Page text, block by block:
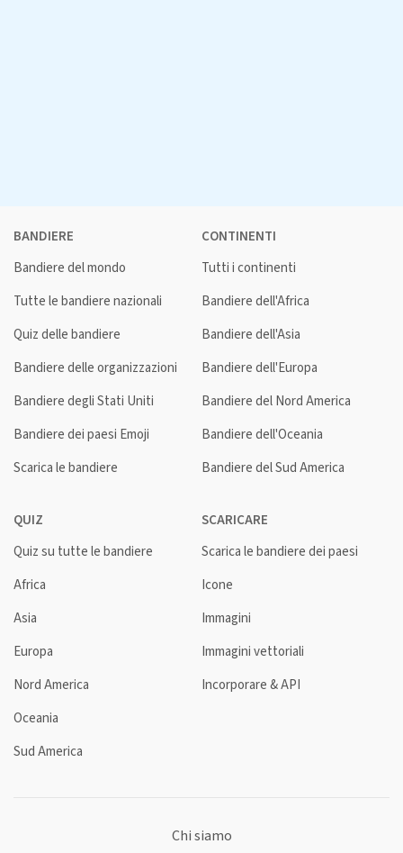
BANDIERE
Bandiere del mondo
Tutte le bandiere nazionali
Quiz delle bandiere
Bandiere delle organizzazioni
Bandiere degli Stati Uniti
Bandiere dei paesi Emoji
Scarica le bandiere
CONTINENTI
Tutti i continenti
Bandiere dell'Africa
Bandiere dell'Asia
Bandiere dell'Europa
Bandiere del Nord America
Bandiere dell'Oceania
Bandiere del Sud America
QUIZ
Quiz su tutte le bandiere
Africa
Asia
Europa
Nord America
Oceania
Sud America
SCARICARE
Scarica le bandiere dei paesi
Icone
Immagini
Immagini vettoriali
Incorporare & API
Chi siamo